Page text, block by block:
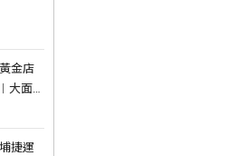
金店
大面寬
捷運